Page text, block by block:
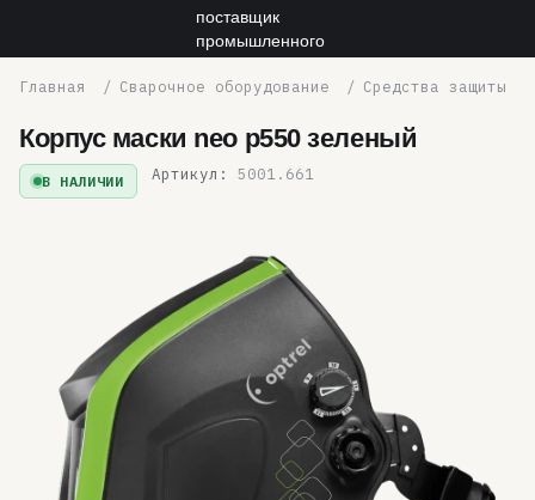
Сварочное оборудование Средства защиты
Корпус маски neo p550 зеленый
В НАЛИЧИИ Артикул: 5001.661